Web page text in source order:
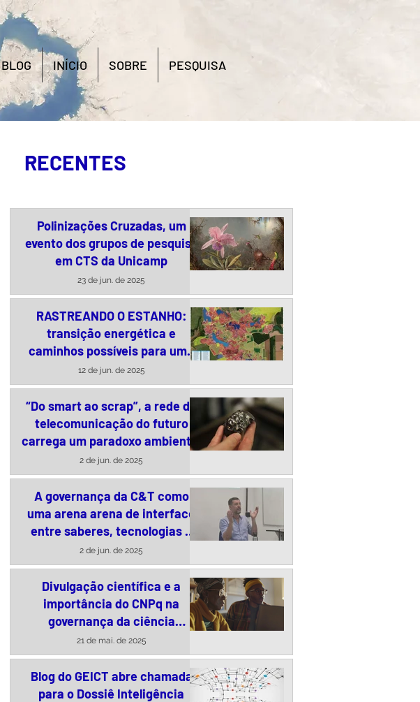
BLOG INÍCIO SOBRE PESQUISA
RECENTES
Governança por meio de futuros
especulativos na Amazônia *
Polinizações Cruzadas, um
evento dos grupos de pesquisa
em CTS da Unicamp
23 de jun. de 2025
RASTREANDO O ESTANHO:
transição energética e
caminhos possíveis para uma
exploração responsável da
cassiterita no Brasil
12 de jun. de 2025
“Do smart ao scrap”, a rede de
telecomunicação do futuro
carrega um paradoxo ambiental
2 de jun. de 2025
A governança da C&T como
uma arena arena de interface
entre saberes, tecnologias e
políticas públicas
2 de jun. de 2025
Divulgação científica e a
importância do CNPq na
governança da ciência
brasileira – uma conversa com
Arquimedes Paiva
21 de mai. de 2025
Blog do GEICT abre chamada
para o Dossiê Inteligência